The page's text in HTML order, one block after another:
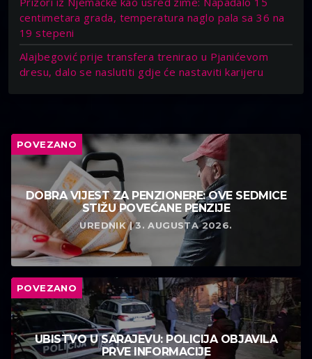
centimetara grada, temperatura naglo pala sa 36 na
19 stepeni
Alajbegović prije transfera trenirao u Pjanićevom
dresu, dalo se naslutiti gdje će nastaviti karijeru
POVEZANO
DOBRA VIJEST ZA PENZIONERE: OVE SEDMICE
STIŽU POVEĆANE PENZIJE
UREDNIK | 3. AUGUSTA 2026.
POVEZANO
UBISTVO U SARAJEVU: POLICIJA OBJAVILA
PRVE INFORMACIJE